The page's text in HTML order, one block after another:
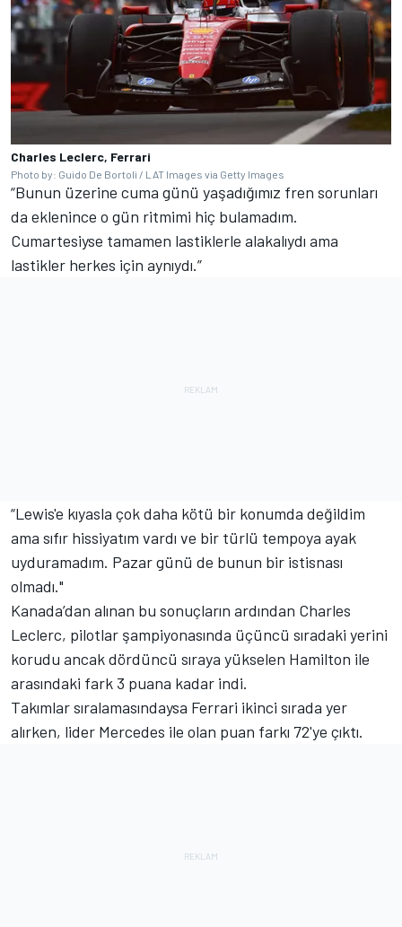
Charles Leclerc, Ferrari
Photo by: Guido De Bortoli / LAT Images via Getty Images
“Bunun üzerine cuma günü yaşadığımız fren sorunları
da eklenince o gün ritmimi hiç bulamadım.
Cumartesiyse tamamen lastiklerle alakalıydı ama
lastikler herkes için aynıydı.”
“Lewis'e kıyasla çok daha kötü bir konumda değildim
ama sıfır hissiyatım vardı ve bir türlü tempoya ayak
uyduramadım. Pazar günü de bunun bir istisnası
olmadı."
Kanada’dan alınan bu sonuçların ardından Charles
Leclerc, pilotlar şampiyonasında üçüncü sıradaki yerini
korudu ancak dördüncü sıraya yükselen Hamilton ile
arasındaki fark 3 puana kadar indi.
Takımlar sıralamasındaysa Ferrari ikinci sırada yer
alırken, lider Mercedes ile olan puan farkı 72'ye çıktı.